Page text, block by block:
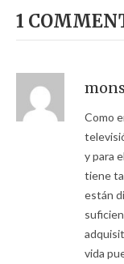
1
Como
y para
tiene
están
vida